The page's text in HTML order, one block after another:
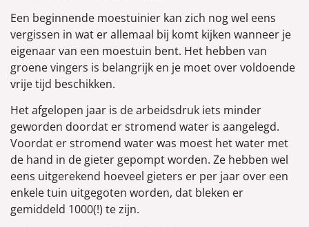
Een beginnende moestuinier kan zich nog wel eens
vergissen in wat er allemaal bij komt kijken wanneer je
eigenaar van een moestuin bent. Het hebben van
groene vingers is belangrijk en je moet over voldoende
vrije tijd beschikken.
Het afgelopen jaar is de arbeidsdruk iets minder
geworden doordat er stromend water is aangelegd.
Voordat er stromend water was moest het water met
de hand in de gieter gepompt worden. Ze hebben wel
eens uitgerekend hoeveel gieters er per jaar over een
enkele tuin uitgegoten worden, dat bleken er
gemiddeld 1000(!) te zijn.